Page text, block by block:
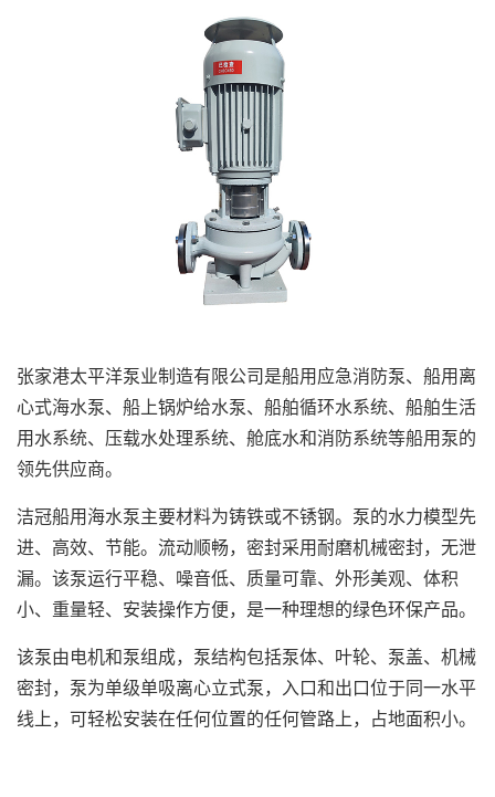
张家港太平洋泵业制造有限公司是船用应急消防泵、船用离
心式海水泵、船上锅炉给水泵、船舶循环水系统、船舶生活
用水系统、压载水处理系统、舱底水和消防系统等船用泵的
领先供应商。
洁冠船用海水泵主要材料为铸铁或不锈钢。泵的水力模型先
进、高效、节能。流动顺畅，密封采用耐磨机械密封，无泄
漏。该泵运行平稳、噪音低、质量可靠、外形美观、体积
小、重量轻、安装操作方便，是一种理想的绿色环保产品。
该泵由电机和泵组成，泵结构包括泵体、叶轮、泵盖、机械
密封，泵为单级单吸离心立式泵，入口和出口位于同一水平
线上，可轻松安装在任何位置的任何管路上，占地面积小。